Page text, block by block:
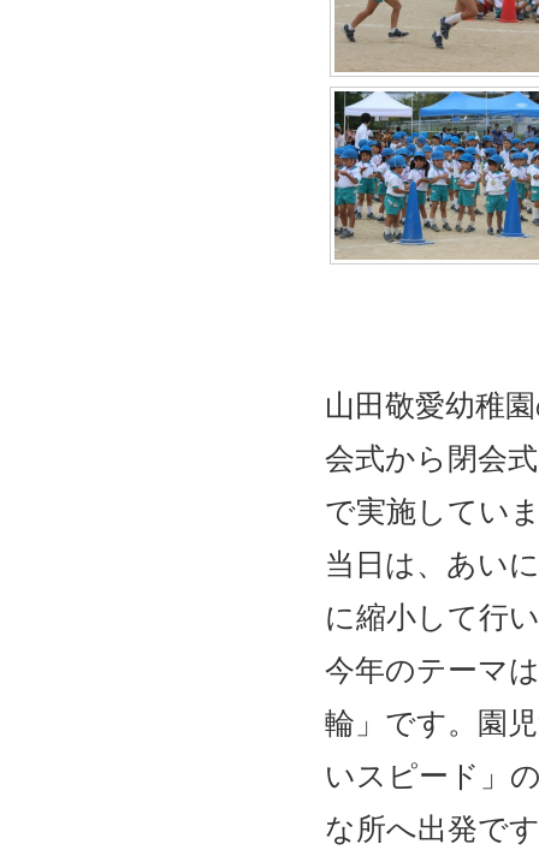
山田敬愛幼稚
会式から閉会
で実施してい
当日は、あい
に縮小して行
今年のテーマ
輪」です。園
いスピード」
な所へ出発で